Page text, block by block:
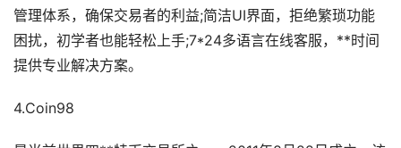
管理体系，确保交易者的利益;简洁UI界面，拒绝繁琐功能
困扰，初学者也能轻松上手;7*24多语言在线客服，**时间
提供专业解决方案。
4.Coin98